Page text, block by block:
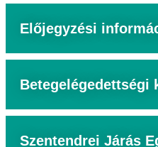
Előjegyzési
Betegelégedettségi
Szentendrei Járás